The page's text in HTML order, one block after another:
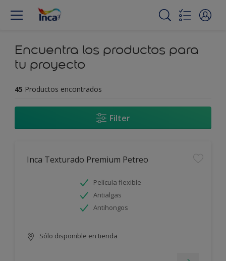
Encuentra los productos para
tu proyecto
45 Productos encontrados
Filter
Inca Texturado Premium Petreo
Película flexible
Antialgas
Antihongos
Sólo disponible en tienda